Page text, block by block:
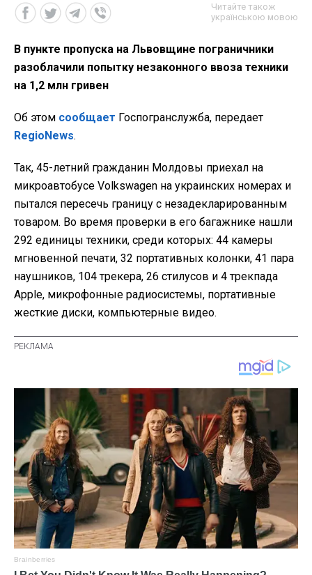
Читайте також
українською мовою
В пункте пропуска на Львовщине пограничники
разоблачили попытку незаконного ввоза техники
на 1,2 млн гривен
Об этом сообщает Госпогранслужба, передает
RegioNews.
Так, 45-летний гражданин Молдовы приехал на
микроавтобусе Volkswagen на украинских номерах и
пытался пересечь границу с незадекларированным
товаром. Во время проверки в его багажнике нашли
292 единицы техники, среди которых: 44 камеры
мгновенной печати, 32 портативных колонки, 41 пара
наушников, 104 трекера, 26 стилусов и 4 трекпада
Apple, микрофонные радиосистемы, портативные
жесткие диски, компьютерные видео.